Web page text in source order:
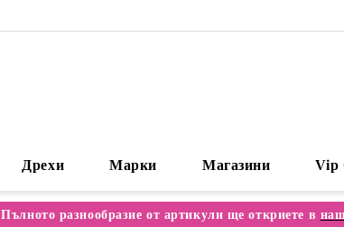
Дрехи Марки Магазини Vip
Пълното разнообразие от артикули ще откриете в